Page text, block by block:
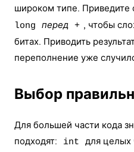
широком типе. Приведите
long
перед + , чтобы
битах. Приводить
переполнение уже
Выбор
Для большей части кода
подходят:
int для целых